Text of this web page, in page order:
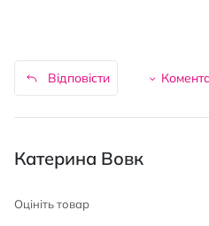
Відповісти
Катерина Вовк
Оцініть товар